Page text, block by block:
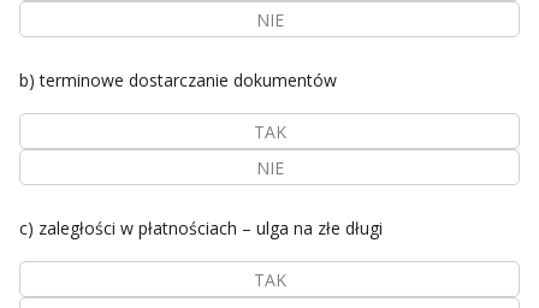
NIE
b) terminowe dostarczanie dokumentów
TAK
NIE
c) zaległości w płatnościach – ulga na złe długi
TAK